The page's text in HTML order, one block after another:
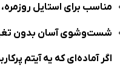
مناسب برای استایل
شست‌وشوی آسان بدون
اگر آماده‌ای که یه آیتم